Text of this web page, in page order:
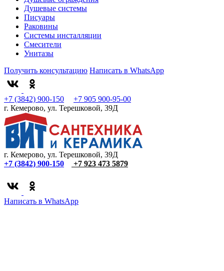
Душевые системы
Писуары
Раковины
Системы инсталляции
Смесители
Унитазы
Получить консультацию Написать в WhatsApp
+7 (3842) 900-150
+7 905 900-95-00
г. Кемерово, ул. Терешковой, 39Д
г. Кемерово, ул. Терешковой, 39Д
+7 (3842) 900-150
+7 923 473 5879
Написать в WhatsApp